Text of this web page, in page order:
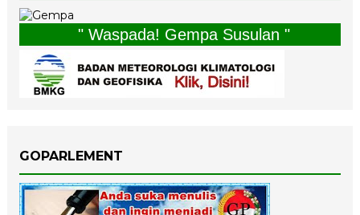
" Waspada! Gempa Susulan "
GOPARLEMENT